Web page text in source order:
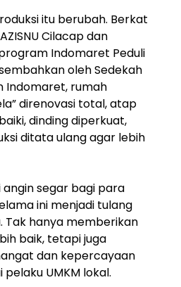
itu berubah. Berkat
Cilacap dan
Indomaret Peduli
oleh Sedekah
Indomaret, rumah
direnovasi total, atap
dinding diperkuat,
ditata ulang agar lebih
angin segar bagi para
ini menjadi tulang
Tak hanya memberikan
baik, tetapi juga
dan kepercayaan
UMKM lokal.